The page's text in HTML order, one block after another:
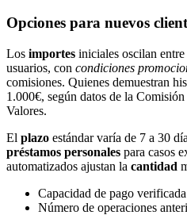
Opciones para nuevos
Los importes iniciales oscilan
usuarios, con condiciones
comisiones. Quienes demuestran
1.000€, según datos de la
Valores.
El plazo estándar varía de 7 a 30
préstamos personales para casos
automatizados ajustan la cantidad
Capacidad de pago verificada
Número de operaciones